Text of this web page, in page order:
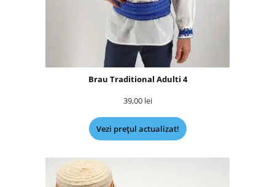
Brau Traditional Adulti 4
39,00 lei
Vezi prețul actualizat!